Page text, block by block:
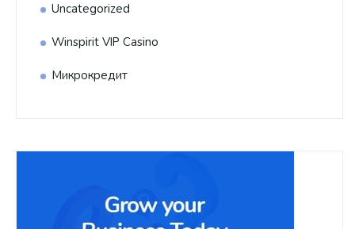
Uncategorized
Winspirit VIP Casino
Микрокредит